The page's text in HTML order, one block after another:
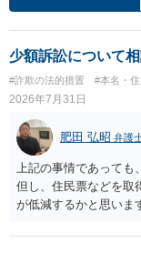
少額訴訟について
#詐欺の法的措置 #本名・
2026年7月31日
肥田 弘昭 弁護
上記の事情であっても
但し、住民票などを取
が低減するかと思いま